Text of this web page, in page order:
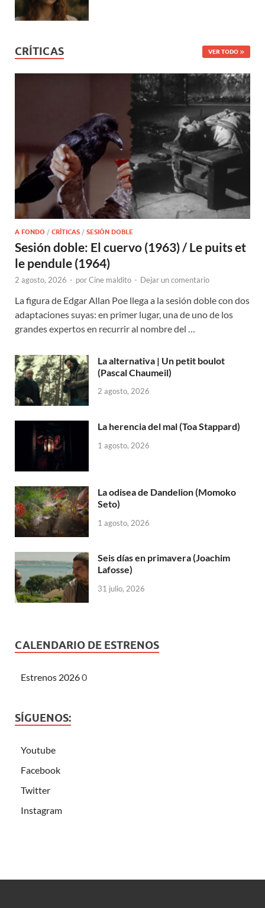
CRÍTICAS VER TODO
A FONDO / CRÍTICAS / SESIÓN DOBLE
Sesión doble: El cuervo (1963) / Le puits et
le pendule (1964)
2 agosto, 2026 - porCine maldito - Dejar un comentario
La figura de Edgar Allan Poe llega a la sesión doble con dos
adaptaciones suyas: en primer lugar, una de uno de los
grandes expertos en recurrir al nombre del …
La alternativa | Un petit boulot
(Pascal Chaumeil)
2 agosto, 2026
La herencia del mal (Toa Stappard)
1 agosto, 2026
La odisea de Dandelion (Momoko
Seto)
1 agosto, 2026
Seis días en primavera (Joachim
Lafosse)
31 julio, 2026
CALENDARIO DE ESTRENOS
Estrenos 20260
SÍGUENOS:
Youtube
Facebook
Twitter
Instagram